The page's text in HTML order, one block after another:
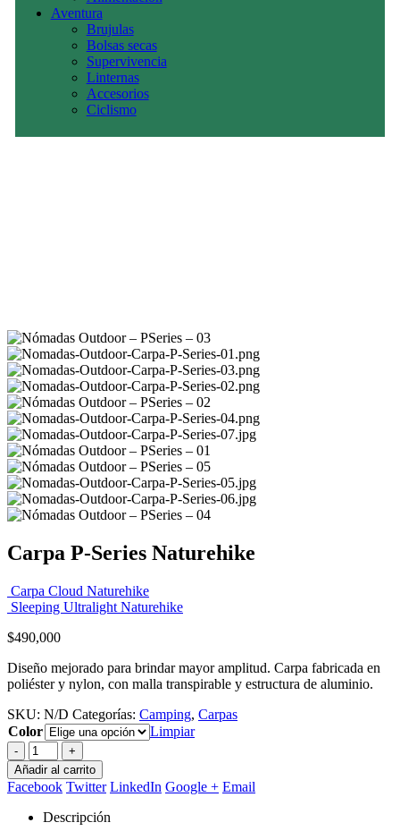
Aventura
Brujulas
Bolsas secas
Supervivencia
Linternas
Accesorios
Ciclismo
Carpa P-Series Naturehike
Carpa Cloud Naturehike
Sleeping Ultralight Naturehike
$490,000
Diseño mejorado para brindar mayor amplitud. Carpa fabricada en
poliéster y nylon, con malla transpirable y estructura de aluminio.
SKU: N/D Categorías: Camping, Carpas
Color
Limpiar
-
+
Añadir al carrito
Facebook Twitter LinkedIn Google + Email
Descripción